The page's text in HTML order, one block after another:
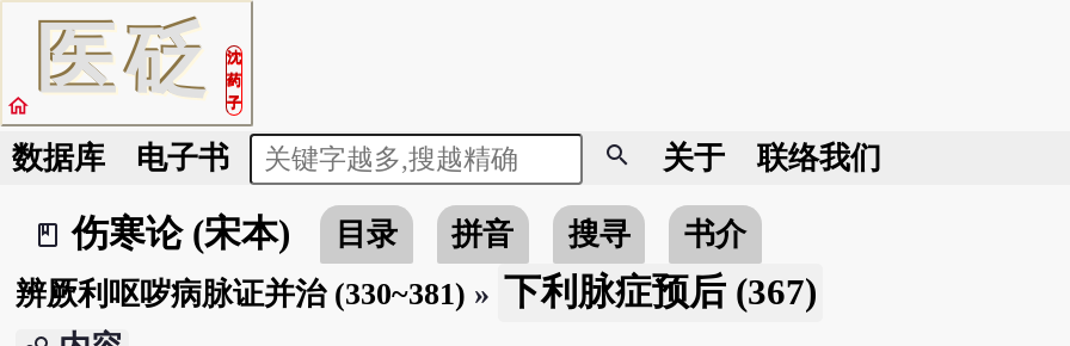
医砭
沈
药
子
home
数据库 电子书 search 关于 联络我们
book_2
伤寒论 (宋本) 目录 拼音 搜寻
书介
辨厥利呕哕病脉证并治 (330~381) » 下利脉症预后 (367)